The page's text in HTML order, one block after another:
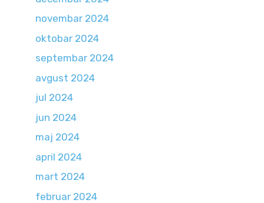
novembar 2024
oktobar 2024
septembar 2024
avgust 2024
jul 2024
jun 2024
maj 2024
april 2024
mart 2024
februar 2024